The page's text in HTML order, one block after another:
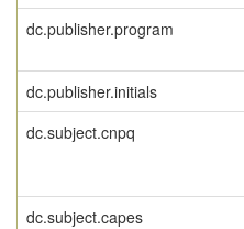
dc.publisher.program
dc.publisher.initials
dc.subject.cnpq
dc.subject.capes